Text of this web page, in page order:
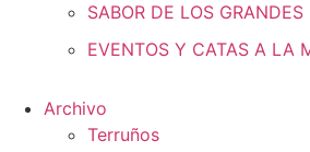
SABOR DE LOS GRANDES
EVENTOS Y CATAS A LA
Archivo
Terruños